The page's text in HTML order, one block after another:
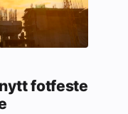
fotfeste